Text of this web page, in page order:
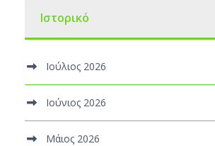
Ιστορικό
Ιούλιος 2026
Ιούνιος 2026
Μάιος 2026